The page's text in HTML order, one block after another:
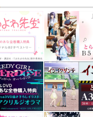
HOLO A LIVE vol.5
tex-mex
1,100円 （税込）
ホロライブ
サンプル
カート